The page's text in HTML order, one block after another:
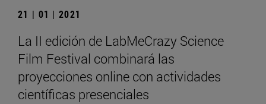
21 | 01 | 2021
La II edición de LabMeCrazy Science
Film Festival combinará las
proyecciones online con actividades
científicas presenciales